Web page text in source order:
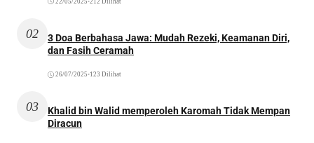
22/05/2025 •212 Dilihat
02
3 Doa Berbahasa Jawa: Mudah Rezeki, Keamanan Diri,
dan Fasih Ceramah
26/07/2025 •123 Dilihat
03
Khalid bin Walid memperoleh Karomah Tidak Mempan
Diracun